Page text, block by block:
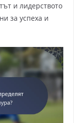
и лидерството
за успеха и